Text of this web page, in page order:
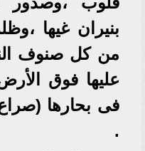
بنيران غيها
من كل صنوف
عليها فوق
فى بحارها
.